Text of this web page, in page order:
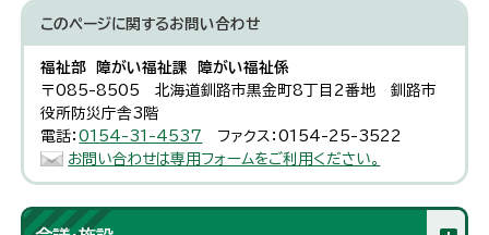
このページに関するお問い合わせ
福祉部 障がい福祉課 障がい福祉係
〒085-8505 北海道釧路市黒金町8丁目2番地 釧路市
役所防災庁舎3階
電話：0154-31-4537
ファクス：0154-25-3522
お問い合わせは専用フォームをご利用ください。